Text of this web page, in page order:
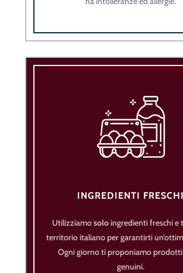
INGREDIENTI FRESCHI
Utilizziamosoloingredienti freschi e
territorio italiano per garantirti
Ogni giorno ti proponiamo prodotti
genuini.